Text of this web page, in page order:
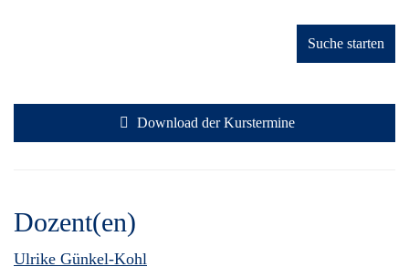
Suche starten
Download der Kurstermine
Dozent(en)
Ulrike Günkel-Kohl